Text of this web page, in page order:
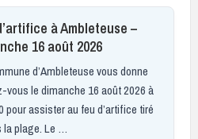
à Ambleteuse –
16 août 2026
d’Ambleteuse vous donne
vous le dimanche 16 août 2026 à
pour assister au feu d’artifice tiré
la plage. Le …